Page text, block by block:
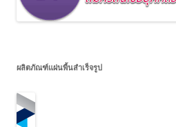
ผลิตภัณฑ์แผ่นพื้นสำเร็จรูป